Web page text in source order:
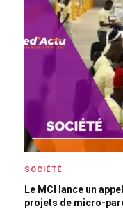
SOCIÉTÉ
Le MCI lance un
projets de micro-